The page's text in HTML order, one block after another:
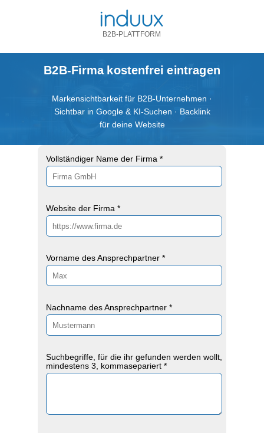
B2B-Firma kostenfrei eintragen
B2B-PLATTFORM
Vollständiger Name der Firma *
Website der Firma *
Vorname des Ansprechpartner *
Nachname des Ansprechpartner *
Suchbegriffe, für die ihr gefunden werden wollt,
mindestens 3, kommasepariert *
Markensichtbarkeit für B2B-Unternehmen ·
Sichtbar in Google & KI-Suchen · Backlink
für deine Website